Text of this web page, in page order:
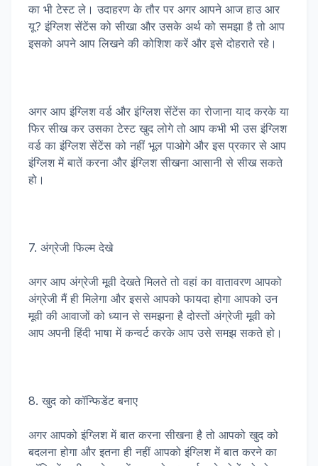
का भी टेस्ट ले। उदाहरण के तौर पर अगर आपने आज हाउ आर
यू? इंग्लिश सेंटेंस को सीखा और उसके अर्थ को समझा है तो आप
इसको अपने आप लिखने की कोशिश करें और इसे दोहराते रहे।
अगर आप इंग्लिश वर्ड और इंग्लिश सेंटेंस का रोजाना याद करके या
फिर सीख कर उसका टेस्ट खुद लोगे तो आप कभी भी उस इंग्लिश
वर्ड का इंग्लिश सेंटेंस को नहीं भूल पाओगे और इस प्रकार से आप
इंग्लिश में बातें करना और इंग्लिश सीखना आसानी से सीख सकते
हो।
7. अंग्रेजी फिल्म देखे
अगर आप अंग्रेजी मूवी देखते मिलते तो वहां का वातावरण आपको
अंग्रेजी मैं ही मिलेगा और इससे आपको फायदा होगा आपको उन
मूवी की आवाजों को ध्यान से समझना है दोस्तों अंग्रेजी मूवी को
आप अपनी हिंदी भाषा में कन्वर्ट करके आप उसे समझ सकते हो।
8. खुद को कॉन्फिडेंट बनाए
अगर आपको इंग्लिश में बात करना सीखना है तो आपको खुद को
बदलना होगा और इतना ही नहीं आपको इंग्लिश में बात करने का